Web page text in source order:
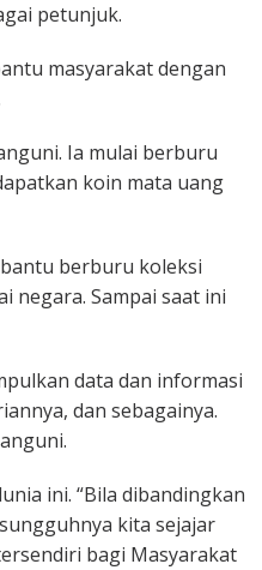
petunjuk.
masyarakat dengan
Ia mulai berburu
koin mata uang
berburu koleksi
negara. Sampai saat ini
data dan informasi
dan sebagainya.
ini. “Bila dibandingkan
kita sejajar
bagi Masyarakat